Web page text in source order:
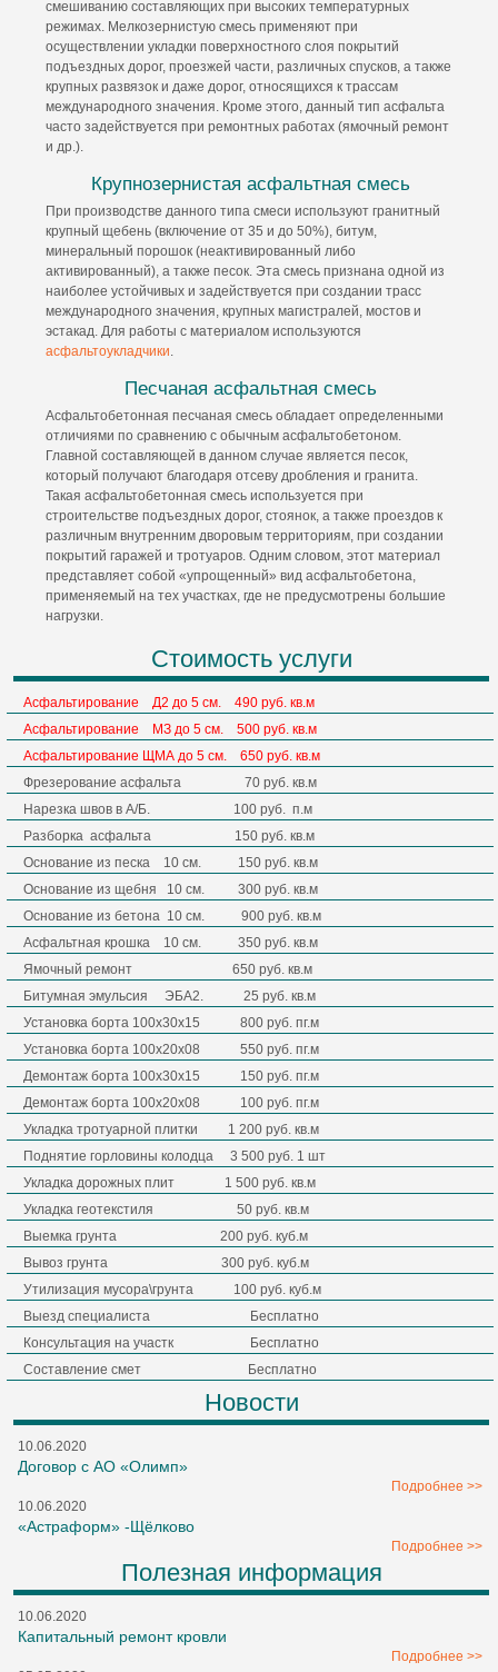
смешиванию составляющих при высоких температурных
режимах. Мелкозернистую смесь применяют при
осуществлении укладки поверхностного слоя покрытий
подъездных дорог, проезжей части, различных спусков, а также
крупных развязок и даже дорог, относящихся к трассам
международного значения. Кроме этого, данный тип асфальта
часто задействуется при ремонтных работах (ямочный ремонт
и др.).
Крупнозернистая асфальтная смесь
При производстве данного типа смеси используют гранитный
крупный щебень (включение от 35 и до 50%), битум,
минеральный порошок (неактивированный либо
активированный), а также песок. Эта смесь признана одной из
наиболее устойчивых и задействуется при создании трасс
международного значения, крупных магистралей, мостов и
эстакад. Для работы с материалом используются
асфальтоукладчики
Песчаная асфальтная смесь
Асфальтобетонная песчаная смесь обладает определенными
отличиями по сравнению с обычным асфальтобетоном.
Главной составляющей в данном случае является песок,
который получают благодаря отсеву дробления и гранита.
Такая асфальтобетонная смесь используется при
строительстве подъездных дорог, стоянок, а также проездов к
различным внутренним дворовым территориям, при создании
покрытий гаражей и тротуаров. Одним словом, этот материал
представляет собой «упрощенный» вид асфальтобетона,
применяемый на тех участках, где не предусмотрены большие
нагрузки.
Стоимость услуги
Асфальтирование Д2 до 5 см. 490 руб. кв.м
Асфальтирование МЗ до 5 см.
500 руб. кв.м
Асфальтирование ЩМА до 5 см. 650 руб. кв.м
Фрезерование асфальта 70 руб. кв.м
Нарезка швов в А/Б. 100 руб. п.м
Разборка асфальта 150 руб. кв.м
Основание из песка 10 см. 150 руб. кв.м
Основание из щебня 10 см. 300 руб. кв.м
Основание из бетона 10 см. 900 руб. кв.м
Асфальтная крошка 10 см. 350 руб. кв.м
Ямочный ремонт 650 руб. кв.м
Битумная эмульсия ЭБА2. 25 руб. кв.м
Установка борта 100х30х15 800 руб. пг.м
Установка борта 100х20х08 550 руб. пг.м
Демонтаж борта 100х30х15 150 руб. пг.м
Демонтаж борта 100х20х08 100 руб. пг.м
Укладка тротуарной плитки 1 200 руб. кв.м
Поднятие горловины колодца 3 500 руб. 1 шт
Укладка дорожных плит 1 500 руб. кв.м
Укладка геотекстиля 50 руб. кв.м
Выемка грунта 200 руб. куб.м
Вывоз грунта 300 руб. куб.м
Утилизация мусора\грунта 100 руб. куб.м
Выезд специалиста Бесплатно
Консультация на участк Бесплатно
Составление смет Бесплатно
Новости
10.06.2020
Договор с АО «Олимп»
Подробнее >>
10.06.2020
«Астраформ» -Щёлково
Подробнее >>
Полезная информация
10.06.2020
Капитальный ремонт кровли
Подробнее >>